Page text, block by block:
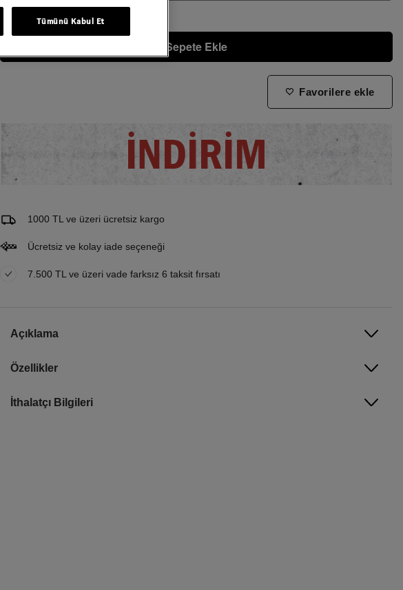
Beden
Sepete Ekle
Email Adresi
Favorilere ekle
İNDİRİM
1000 TL ve üzeri ücretsiz kargo
Ücretsiz ve kolay iade seçeneği
7.500 TL ve üzeri vade farksız 6 taksit fırsatı
Açıklama
Özellikler
İthalatçı Bilgileri
Tümünü Kabul Et